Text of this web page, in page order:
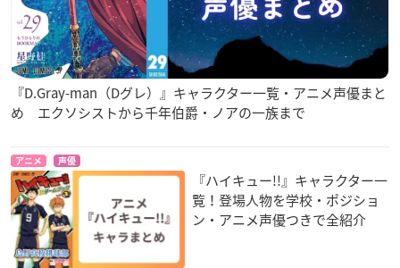
『D.Gray-man（Dグレ）』キャラクター一覧・アニメ声優まと
め エクソシストから千年伯爵・ノアの一族まで
アニメ 声優
『ハイキュー!!』キャラクター一
覧！登場人物を学校・ポジショ
ン・アニメ声優つきで全紹介